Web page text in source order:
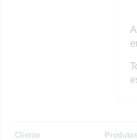
Cliente
Produtos